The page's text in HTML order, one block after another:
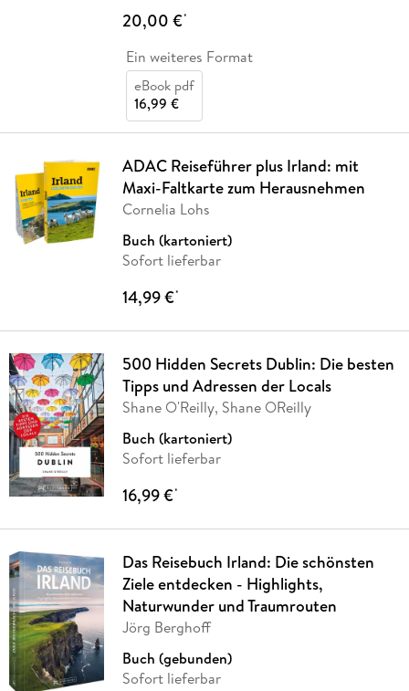
20,00 €*
Ein weiteres Format
eBook pdf
16,99 €
ADAC Reiseführer plus Irland: mit
Maxi-Faltkarte zum Herausnehmen
Cornelia Lohs
Buch (kartoniert)
Sofort lieferbar
14,99 €*
500 Hidden Secrets Dublin: Die besten
Tipps und Adressen der Locals
Shane O'Reilly, Shane OReilly
Buch (kartoniert)
Sofort lieferbar
16,99 €*
Das Reisebuch Irland: Die schönsten
Ziele entdecken - Highlights,
Naturwunder und Traumrouten
Jörg Berghoff
Buch (gebunden)
Sofort lieferbar